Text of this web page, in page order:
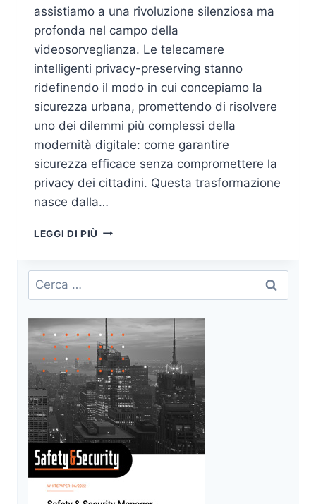
assistiamo a una rivoluzione silenziosa ma
profonda nel campo della
videosorveglianza. Le telecamere
intelligenti privacy-preserving stanno
ridefinendo il modo in cui concepiamo la
sicurezza urbana, promettendo di risolvere
uno dei dilemmi più complessi della
modernità digitale: come garantire
sicurezza efficace senza compromettere la
privacy dei cittadini. Questa trasformazione
nasce dalla…
LEGGI DI PIÙ TELECAMERE
PRESERVING:
E
SORVEGLIANZA
NELL’ERA
DELL’INTELLIGENZA
ARTIFICIALE
Ricerca
per: